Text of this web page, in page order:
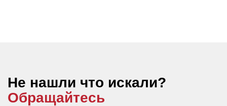
Не нашли что искали?
Обращайтесь